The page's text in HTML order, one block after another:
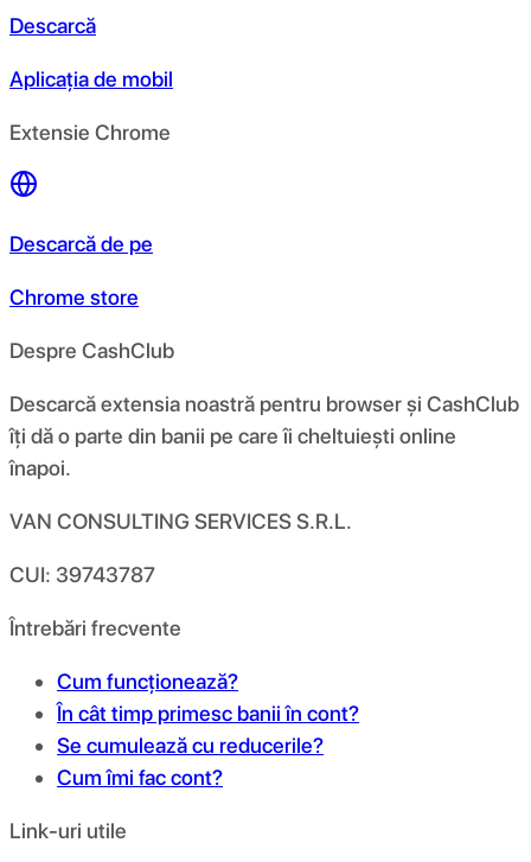
Descarcă
Aplicația de mobil
Extensie Chrome
Descarcă de pe
Chrome store
Despre CashClub
Descarcă extensia noastră pentru browser și CashClub
îți dă o parte din banii pe care îi cheltuiești online
înapoi.
VAN CONSULTING SERVICES S.R.L.
CUI: 39743787
Întrebări frecvente
Cum funcționează?
În cât timp primesc banii în cont?
Se cumulează cu reducerile?
Cum îmi fac cont?
Link-uri utile